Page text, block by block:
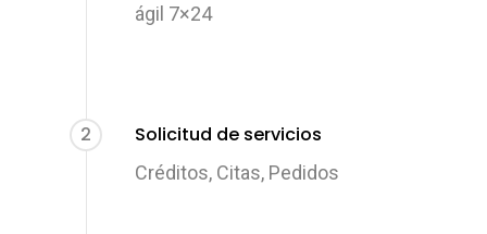
ágil 7×24
2 Solicitud de servicios
Créditos, Citas, Pedidos